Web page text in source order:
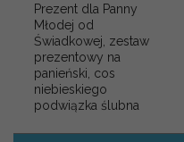
Prezent dla Panny
Młodej od
Świadkowej, zestaw
prezentowy na
panieński, cos
niebieskiego
podwiązka ślubna